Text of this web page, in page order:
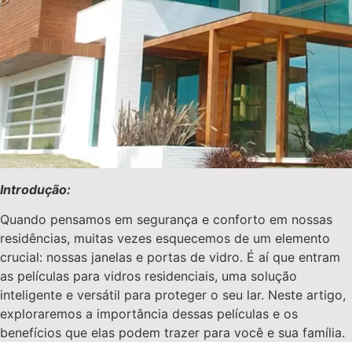
Introdução:
Quando pensamos em segurança e conforto em nossas
residências, muitas vezes esquecemos de um elemento
crucial: nossas janelas e portas de vidro. É aí que entram
as películas para vidros residenciais, uma solução
inteligente e versátil para proteger o seu lar. Neste artigo,
exploraremos a importância dessas películas e os
benefícios que elas podem trazer para você e sua família.